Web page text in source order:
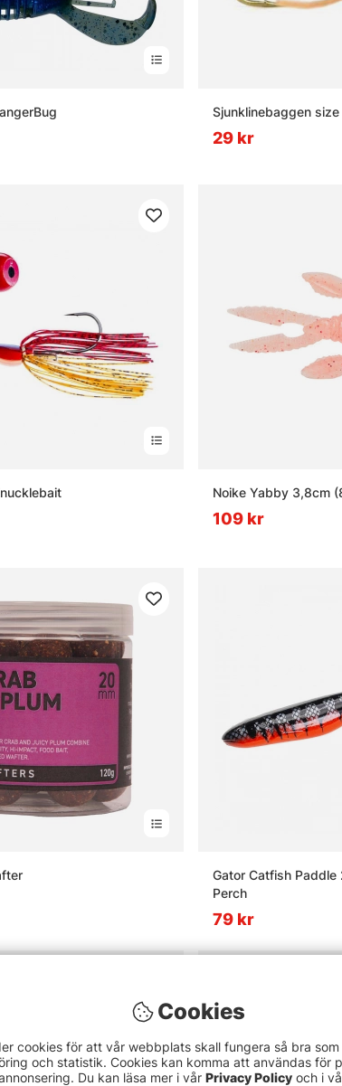
Sjunklinebaggen size
29 kr
Noike Yabby 3,8cm
109 kr
Gator Catfish
Perch
79 kr
Cookies
cookies för att vår webbplats skall fungera så bra
och statistik. Cookies kan komma att användas för
Du kan läsa mer i vår Privacy Policy och i